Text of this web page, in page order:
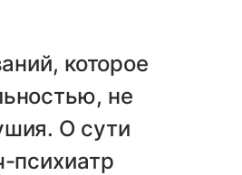
которое
не
О сути
психиатр